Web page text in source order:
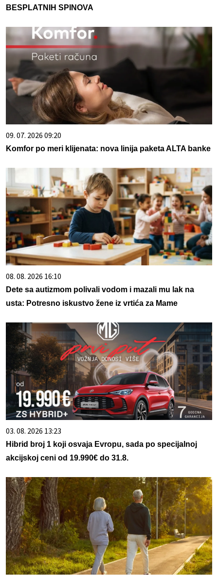
BESPLATNIH SPINOVA
09. 07. 2026 09:20
Komfor po meri klijenata: nova linija paketa ALTA banke
08. 08. 2026 16:10
Dete sa autizmom polivali vodom i mazali mu lak na
usta: Potresno iskustvo žene iz vrtića za Mame
03. 08. 2026 13:23
Hibrid broj 1 koji osvaja Evropu, sada po specijalnoj
akcijskoj ceni od 19.990€ do 31.8.